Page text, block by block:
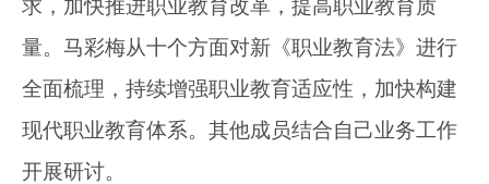
求，加快推进职业教育改革，提高职业教育质
量。马彩梅从十个方面对新《职业教育法》进行
全面梳理，持续增强职业教育适应性，加快构建
现代职业教育体系。其他成员结合自己业务工作
开展研讨。